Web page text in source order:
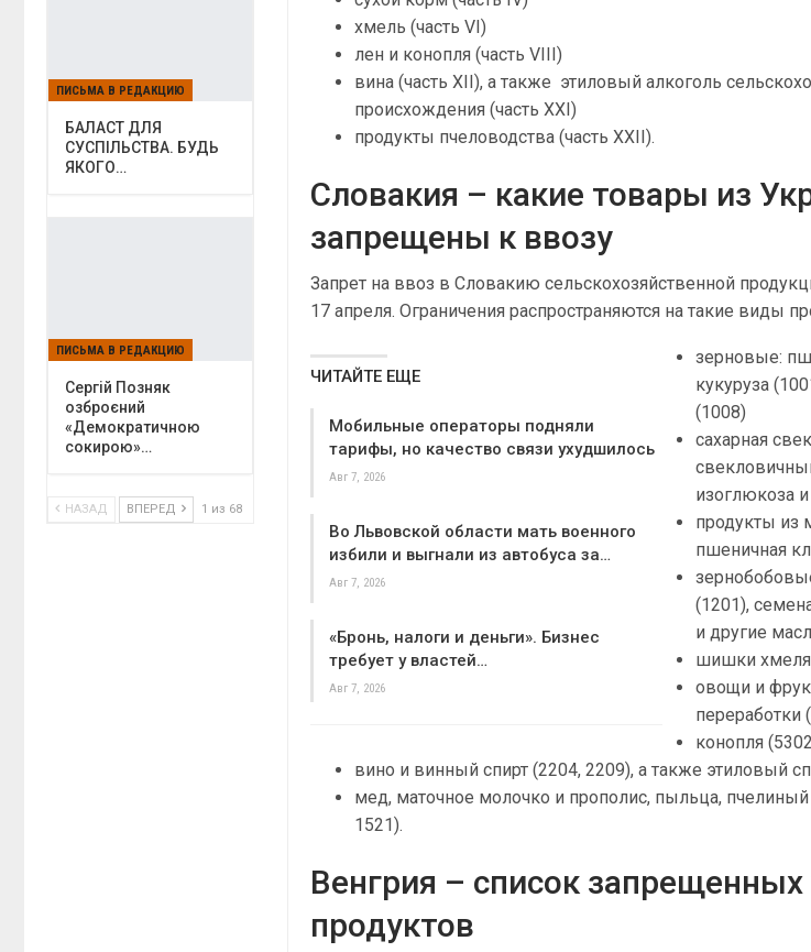
хмель (часть VI)
лен и конопля (часть VIII)
вина (часть XII), а также этиловый алкоголь
происхождения (часть XXI)
продукты пчеловодства (часть XXIІ).
Словакия – какие товары из
запрещены к ввозу
Запрет на ввоз в Словакию сельскохозяйственной
17 апреля. Ограничения распространяются на такие виды
ЧИТАЙТЕ ЕЩЕ
Мобильные операторы подняли
тарифы, но качество связи ухудшилось
Авг 7, 2026
Во Львовской области мать военного
избили и выгнали из автобуса за…
Авг 7, 2026
«Бронь, налоги и деньги». Бизнес
требует у властей…
Авг 7, 2026
зерновые:
кукуруза
(1008)
сахарная
изоглюкоза
продукты из
пшеничная
(1201),
и другие
шишки хмеля
овощи и
переработки
конопля
вино и винный спирт (2204, 2209), а также этиловый
мед, маточное молочко и прополис, пыльца, пчелиный
1521).
Венгрия – список запрещенных
продуктов
ПИСЬМА В РЕДАКЦИЮ
БАЛАСТ ДЛЯ
СУСПІЛЬСТВА. БУДЬ
ЯКОГО…
ПИСЬМА В РЕДАКЦИЮ
Сергій Позняк
озброєний
«Демократичною
сокирою»…
НАЗАД ВПЕРЕД 1 из 68